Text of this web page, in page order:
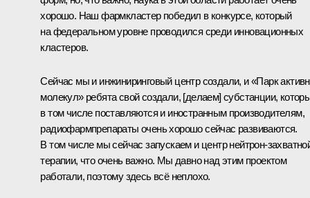
хорошо. Наш фармкластер победил в конкурсе, который
на федеральном уровне проводился среди инновационных
кластеров.
Сейчас мы и инжиниринговый центр создали, и «Парк
молекул» ребята свой создали, [делаем] субстанции,
в том числе поставляются и иностранным производителям,
радиофармпрепараты очень хорошо сейчас развиваются.
В том числе мы сейчас запускаем и центр нейтрон-
терапии, что очень важно. Мы давно над этим проектом
работали, поэтому здесь всё неплохо.